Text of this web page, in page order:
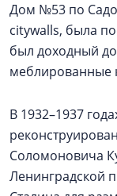
Дом №53 по
citywalls, была
был доходный
меблированные
В 1932–1937
Соломоновича
Ленинградской